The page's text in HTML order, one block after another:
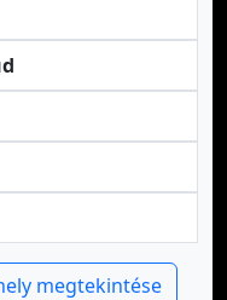
megtekintése